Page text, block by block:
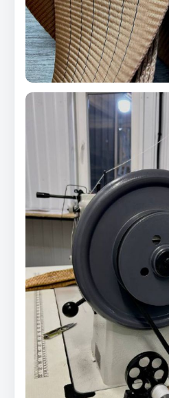
Camozzi
Адаптеры и переходники
Тройники
Трубки, муфты, гайки
Угольники
Фитинги
Инструмент
Автомобильный инструмент
Измерительный инструмент
Крепежный инструмент
Режущий инструмент
Силовое оборудование
Слесарный инструмент
Столярный инструмент
Показать ещё